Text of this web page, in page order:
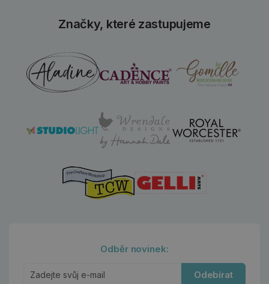
Značky, které zastupujeme
Odběr novinek:
Odebírat